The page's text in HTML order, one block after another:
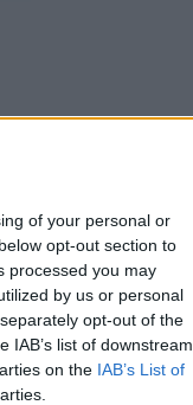
of your personal or
opt-out section to
processed you may
by us or personal
opt-out of the
IAB’s list of downstream
on the IAB’s List of